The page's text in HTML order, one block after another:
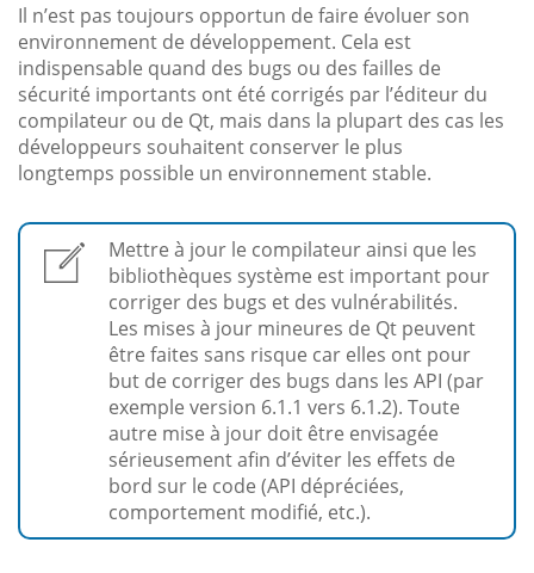
Il n’est pas toujours opportun de faire évoluer son
environnement de développement. Cela est
indispensable quand des bugs ou des failles de
sécurité importants ont été corrigés par l’éditeur du
compilateur ou de Qt, mais dans la plupart des cas les
développeurs souhaitent conserver le plus
longtemps possible un environnement stable.
Mettre à jour le compilateur ainsi que les
bibliothèques système est important pour
corriger des bugs et des vulnérabilités.
Les mises à jour mineures de Qt peuvent
être faites sans risque car elles ont pour
but de corriger des bugs dans les API (par
exemple version 6.1.1 vers 6.1.2). Toute
autre mise à jour doit être envisagée
sérieusement afin d’éviter les effets de
bord sur le code (API dépréciées,
comportement modifié, etc.).